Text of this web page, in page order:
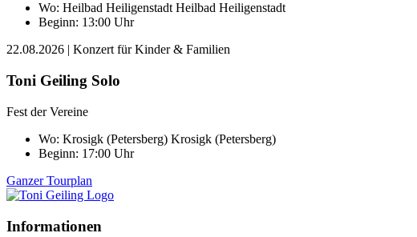
Wo: Heilbad Heiligenstadt Heilbad Heiligenstadt
Beginn: 13:00 Uhr
22.08.2026 | Konzert für Kinder & Familien
Toni Geiling Solo
Fest der Vereine
Wo: Krosigk (Petersberg) Krosigk (Petersberg)
Beginn: 17:00 Uhr
Ganzer Tourplan
Informationen